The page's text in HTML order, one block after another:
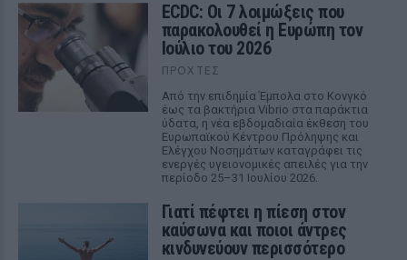
ECDC: Οι 7 λοιμώξεις που
παρακολουθεί η Ευρώπη τον
Ιούλιο του 2026
ΠΡΟΧΤΈΣ
Από την επιδημία Έμπολα στο Κονγκό
έως τα βακτήρια Vibrio στα παράκτια
ύδατα, η νέα εβδομαδιαία έκθεση του
Ευρωπαϊκού Κέντρου Πρόληψης και
Ελέγχου Νοσημάτων καταγράφει τις
ενεργές υγειονομικές απειλές για την
περίοδο 25–31 Ιουλίου 2026.
Γιατί πέφτει η πίεση στον
καύσωνα και ποιοι άντρες
κινδυνεύουν περισσότερο